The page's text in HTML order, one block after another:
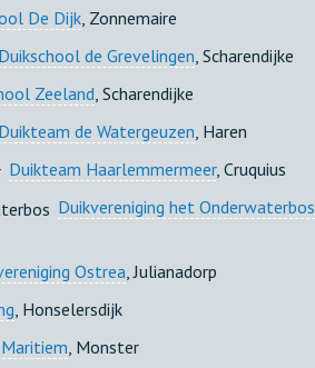
De Dijk, Zonnemaire
Duikschool de Grevelingen, Scharendijke
Zeeland, Scharendijke
Duikteam de Watergeuzen, Haren
Duikteam Haarlemmermeer, Cruquius
Duikvereniging het Onderwaterbos
Ostrea, Julianadorp
, Honselersdijk
, Monster